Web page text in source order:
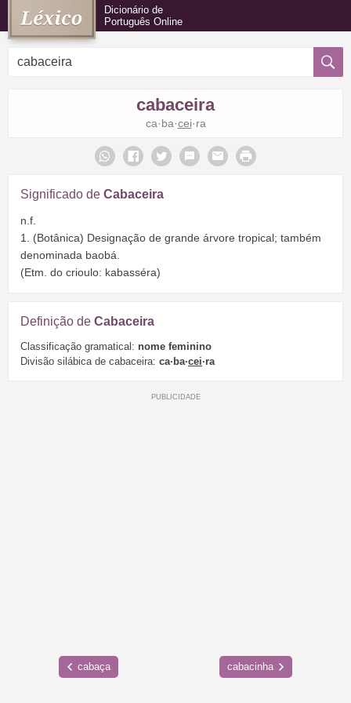
Dicionário de
Português Online
cabaceira
ca·ba·cei·ra
Significado de Cabaceira
n.f.
1. (Botânica) Designação de grande árvore tropical; também
denominada baobá.
(Etm. do crioulo: kabasséra)
Definição de Cabaceira
Classificação gramatical: nome feminino
Divisão silábica de cabaceira: ca·ba·cei·ra
cabaça cabacinha